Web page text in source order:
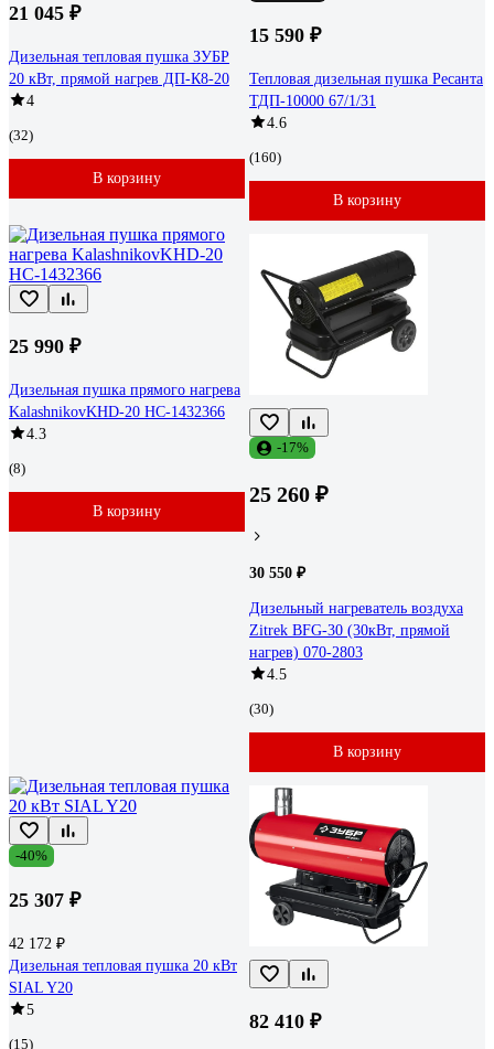
21 045 ₽
Дизельная тепловая пушка ЗУБР
20 кВт, прямой нагрев ДП-К8-20
4
(32)
В корзину
15 590 ₽
Тепловая дизельная пушка Ресанта
ТДП-10000 67/1/31
4.6
(160)
В корзину
25 990 ₽
Дизельная пушка прямого нагрева
KalashnikovKHD-20 НС-1432366
4.3
(8)
В корзину
-17%
25 260 ₽
30 550 ₽
Дизельный нагреватель воздуха
Zitrek BFG-30 (30кВт, прямой
нагрев) 070-2803
4.5
(30)
В корзину
-40%
25 307 ₽
42 172 ₽
Дизельная тепловая пушка 20 кВт
SIAL Y20
5
(15)
82 410 ₽